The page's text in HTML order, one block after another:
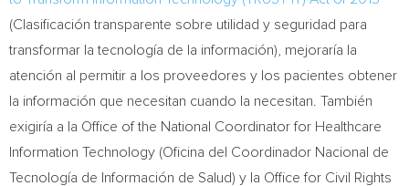
(Clasificación transparente sobre utilidad y seguridad para
transformar la tecnología de la información), mejoraría la
atención al permitir a los proveedores y los pacientes obtener
la información que necesitan cuando la necesitan. También
exigiría a la Office of the National Coordinator for Healthcare
Information Technology (Oficina del Coordinador Nacional de
Tecnología de Información de Salud) y la Office for Civil Rights